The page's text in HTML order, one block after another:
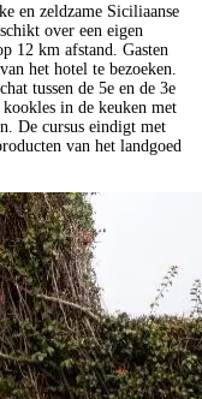
en zeldzame Siciliaanse
over een eigen
12 km afstand. Gasten
het hotel te bezoeken.
tussen de 5e en de 3e
in de keuken met
De cursus eindigt met
van het landgoed